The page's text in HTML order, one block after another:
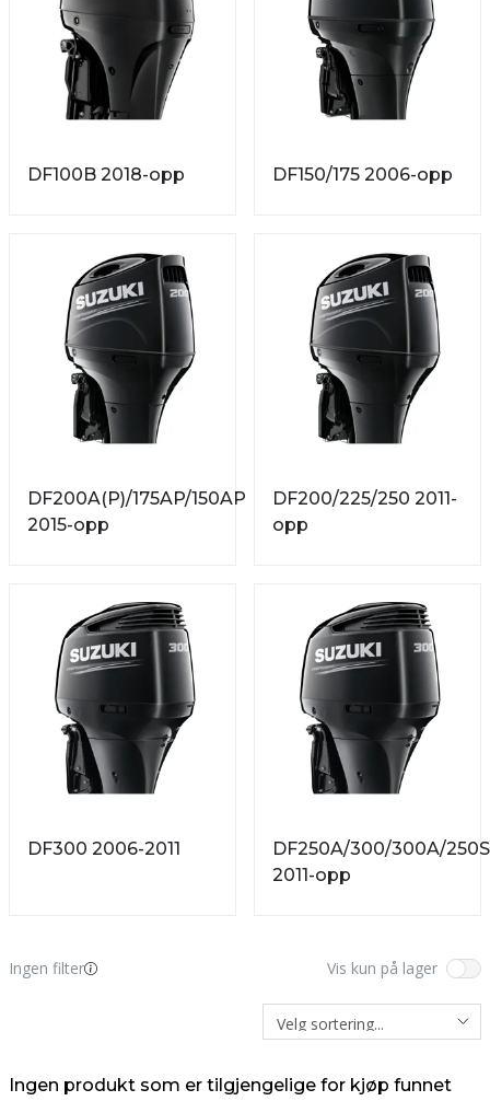
DF100B 2018-opp DF150/175 2006-opp
DF200A(P)/175AP/150AP
2015-opp
DF200/225/250 2011-
opp
DF300 2006-2011
DF250A/300/300A/250S
2011-opp
Ingen filter Vis kun på lager
Ingen produkt som er tilgjengelige for kjøp funnet